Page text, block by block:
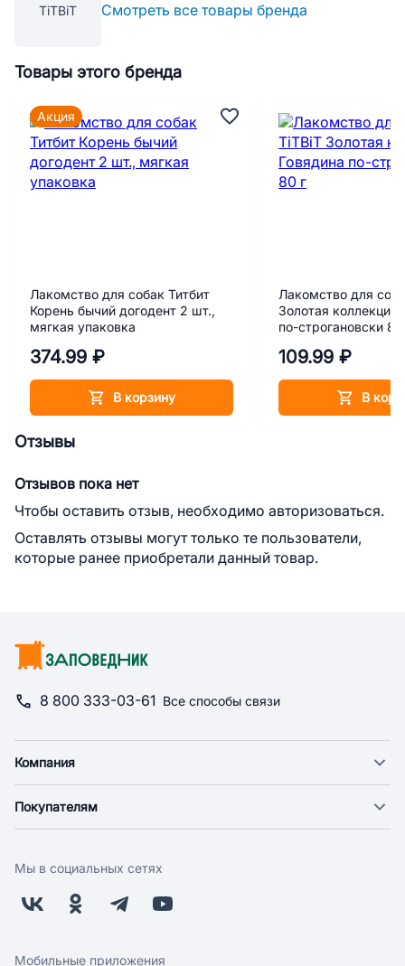
TiTBiT Смотреть все товары бренда
Товары этого бренда
Лакомство для собак Титбит
Корень бычий догодент 2 шт.,
мягкая упаковка
374.99 ₽
В корзину
Акция
Лакомство для
Золотая коллекция
по-строгановски 80
109.99 ₽
В
Отзывы
Отзывов пока нет
Чтобы оставить отзыв, необходимо авторизоваться.
Оставлять отзывы могут только те пользователи,
которые ранее приобретали данный товар.
8 800 333-03-61 Все способы связи
Компания
Новости
Поставщикам
Заводчикам
Обратная связь
Покупателям
Оплата
Бонусная программа
Скидки и акции
Мы в социальных сетях
Мобильные приложения